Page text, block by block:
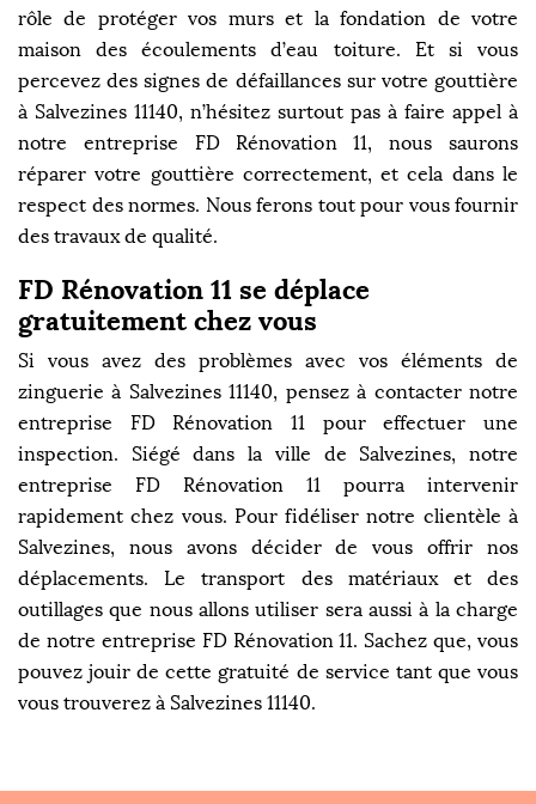
rôle de protéger vos murs et la fondation de votre
maison des écoulements d’eau toiture. Et si vous
percevez des signes de défaillances sur votre gouttière
à Salvezines 11140, n’hésitez surtout pas à faire appel à
notre entreprise FD Rénovation 11, nous saurons
réparer votre gouttière correctement, et cela dans le
respect des normes. Nous ferons tout pour vous fournir
des travaux de qualité.
FD Rénovation 11 se déplace
gratuitement chez vous
Si vous avez des problèmes avec vos éléments de
zinguerie à Salvezines 11140, pensez à contacter notre
entreprise FD Rénovation 11 pour effectuer une
inspection. Siégé dans la ville de Salvezines, notre
entreprise FD Rénovation 11 pourra intervenir
rapidement chez vous. Pour fidéliser notre clientèle à
Salvezines, nous avons décider de vous offrir nos
déplacements. Le transport des matériaux et des
outillages que nous allons utiliser sera aussi à la charge
de notre entreprise FD Rénovation 11. Sachez que, vous
pouvez jouir de cette gratuité de service tant que vous
vous trouverez à Salvezines 11140.